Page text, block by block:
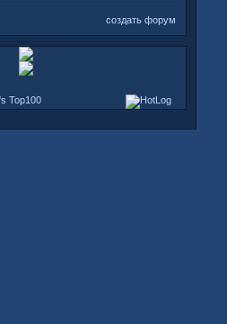
создать форум